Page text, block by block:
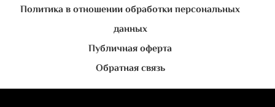
Политика в отношении обработки персональных
данных
Публичная оферта
Обратная связь